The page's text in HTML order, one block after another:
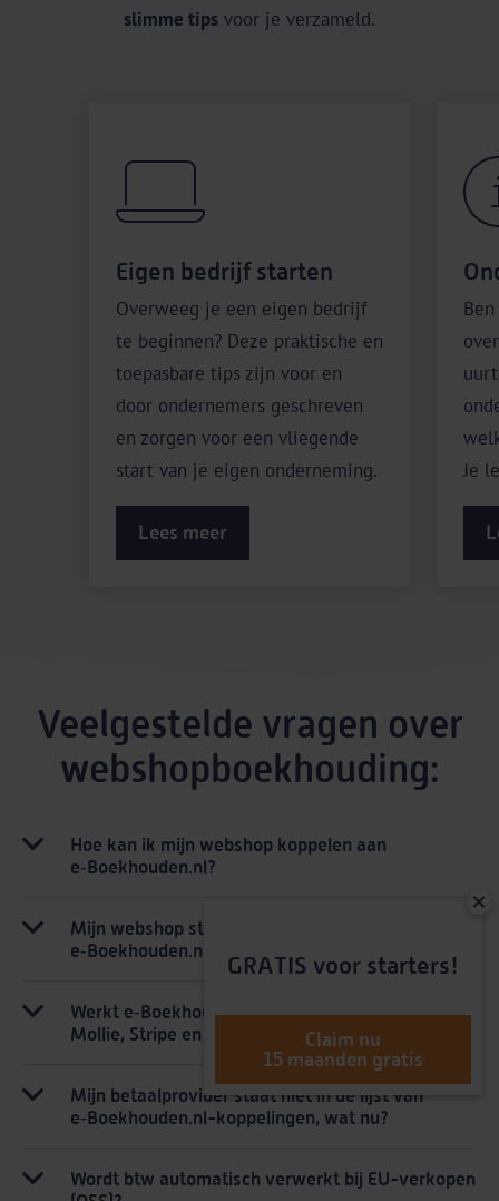
slimme tips voor je verzameld.
Eigen bedrijf starten
Overweeg je een eigen bedrijf
te beginnen? Deze praktische en
toepasbare tips zijn voor en
door ondernemers geschreven
en zorgen voor een vliegende
start van je eigen onderneming.
Lees meer
Je
Veelgestelde vragen over
webshopboekhouding:
Hoe kan ik mijn webshop koppelen aan
e‑Boekhouden.nl?
Mijn webshop staat niet in de lijst van
e‑Boekhouden.nl - koppelingen?
Werkt e‑Boekhouden.nl met betaalproviders zoals
Mollie, Stripe en PayPal?
Mijn betaalprovider staat niet in de lijst van
e‑Boekhouden.nl-koppelingen, wat nu?
Wordt btw automatisch verwerkt bij EU-verkopen
GRATIS voor starters!
Claim nu
15 maanden gratis